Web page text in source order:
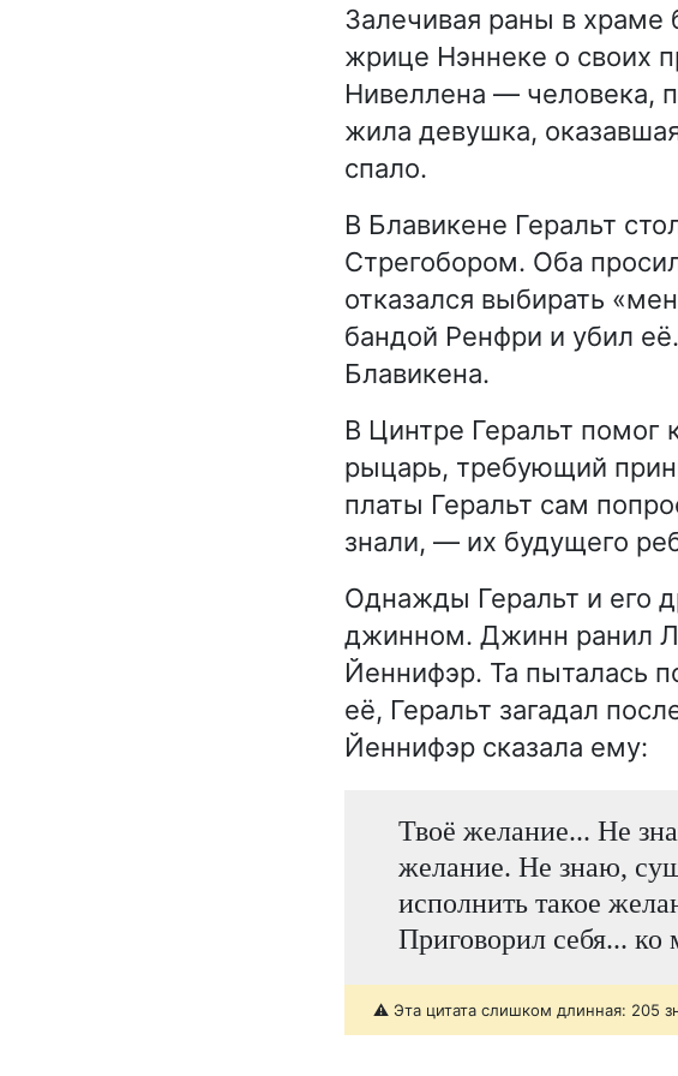
Залечивая раны в храме
жрице Нэннеке о своих
Нивеллена — человека,
жила девушка,
спало.
В Блавикене Геральт
Стрегобором. Оба
отказался выбирать
бандой Ренфри и убил
Блавикена.
В Цинтре Геральт помог
рыцарь, требующий
платы Геральт сам
знали, — их будущего
Однажды Геральт и его
джинном. Джинн ранил
Йеннифэр. Та пыталась
её, Геральт загадал
Йеннифэр сказала ему:
Твоё желание... Не
желание. Не знаю,
исполнить такое
Приговорил себя... ко
⚠️ Эта цитата слишком длинная: 205